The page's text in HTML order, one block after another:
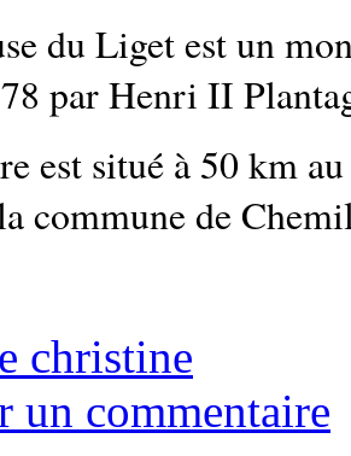
du Liget est un
par Henri II
est situé à 50 km
commune de
christine
un commentaire